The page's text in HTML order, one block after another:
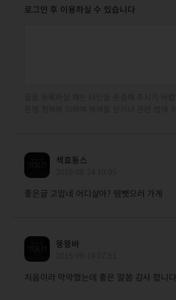
로그인 후 이용하실 수 있습니다
섹효동스
좋은글 고맙네 어디살아? 템뺏으러 가게
뚱뚱바
처음이라 막막했는데 좋은 말씀 감사 합니다